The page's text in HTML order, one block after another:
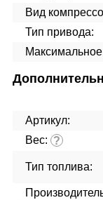
Вид
Тип привода:
Артикул:
Вес: ?
Тип топлива: